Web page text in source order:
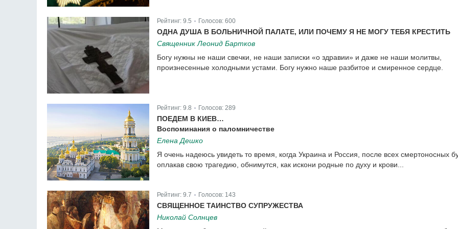
Рейтинг: 9.5 Голосов: 600
ОДНА ДУША В БОЛЬНИЧНОЙ ПАЛАТЕ, ИЛИ ПОЧЕМУ Я НЕ МОГУ ТЕБЯ КРЕСТИТЬ
Священник Леонид Бартков
Богу нужны не наши свечки, не наши записки «о здравии» и даже не наши молитвы,
произнесенные холодными устами. Богу нужно наше разбитое и смиренное сердце.
Рейтинг: 9.8 Голосов: 289
ПОЕДЕМ В КИЕВ…
Воспоминания о паломничестве
Елена Дешко
Я очень надеюсь увидеть то время, когда Украина и Россия, после всех смертоносных
оплакав свою трагедию, обнимутся, как искони родные по духу и крови...
Рейтинг: 9.7 Голосов: 143
СВЯЩЕННОЕ ТАИНСТВО СУПРУЖЕСТВА
Николай Солнцев